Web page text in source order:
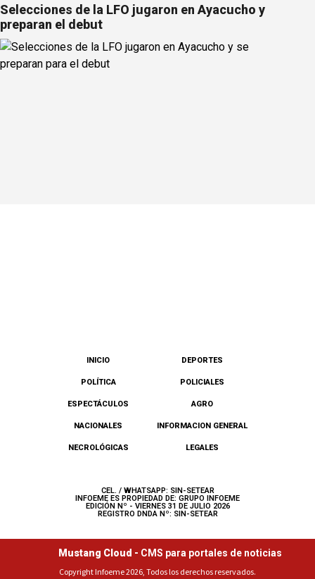
Selecciones de la LFO jugaron en Ayacucho y
preparan el debut
INICIO DEPORTES
POLÍTICA POLICIALES
ESPECTÁCULOS AGRO
NACIONALES INFORMACION GENERAL
NECROLÓGICAS LEGALES
CEL. / WHATSAPP: SIN-SETEAR
INFOEME ES PROPIEDAD DE: GRUPO INFOEME
EDICIÓN Nº - VIERNES 31 DE JULIO 2026
REGISTRO DNDA Nº: SIN-SETEAR
Mustang Cloud - CMS para portales de noticias
Copyright Infoeme 2026, Todos los derechos reservados.